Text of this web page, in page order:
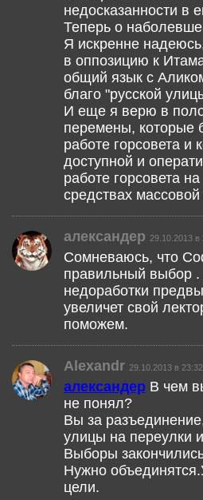
недосказанности в
Теперь о
Я искренне
в оппозицию к
общий язык с
благо "русской
И еще я верю в
перемены, которые
работе горсовета и
доступной и
работе горсовета
средствах
александер 29.10.2013 в
Сомневаюсь, что
правильный выбор .
недоработки
увеличет свой
поможем.
Alexandr 29.10.2013 в 23:32
александер В чем
не понял?
Вы за
улицы на переулки и
Выборы
Нужно
цели.